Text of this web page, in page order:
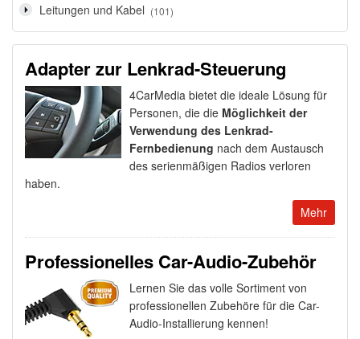
Leitungen und Kabel (101)
Adapter zur Lenkrad-Steuerung
4CarMedia bietet die ideale Lösung für
Personen, die die Möglichkeit der
Verwendung des Lenkrad-
Fernbedienung nach dem Austausch
des serienmäßigen Radios verloren
haben.
Mehr
Professionelles Car-Audio-Zubehör
Lernen Sie das volle Sortiment von
professionellen Zubehöre für die Car-
Audio-Installierung kennen!